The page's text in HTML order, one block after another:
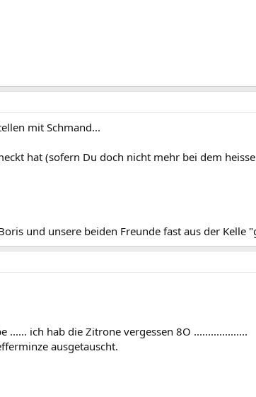
mit Schmand...
hat (sofern Du doch nicht mehr bei dem
und unsere beiden Freunde fast aus der Kelle
ich hab die Zitrone vergessen 8O ...................
ausgetauscht.